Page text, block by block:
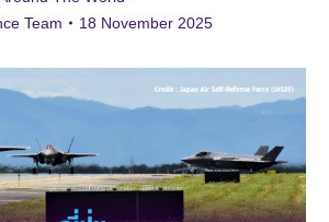
Team 18 November 2025